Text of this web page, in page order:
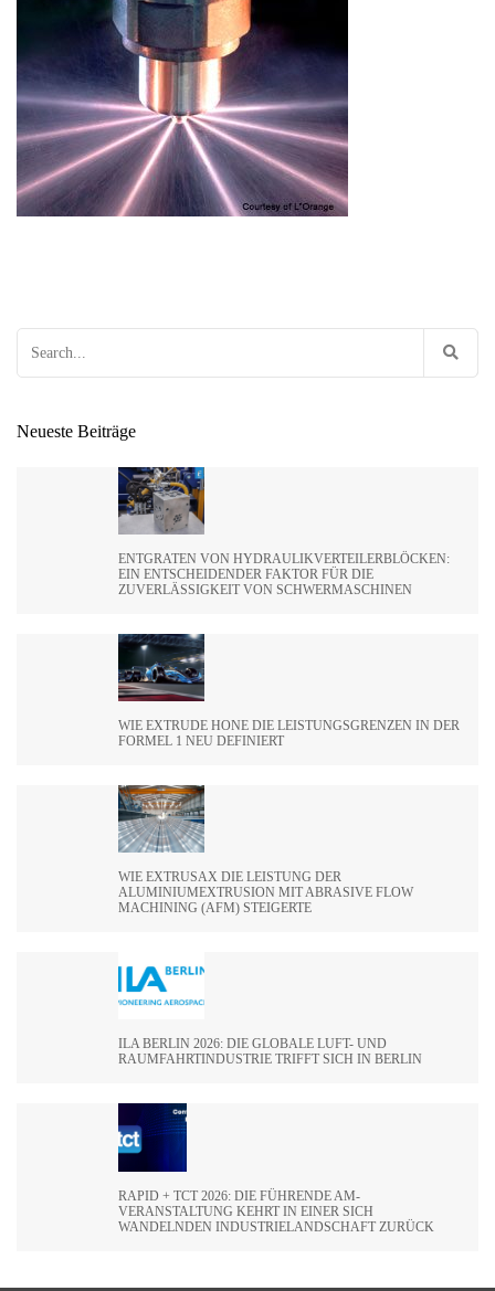
Neueste Beiträge
ENTGRATEN VON HYDRAULIKVERTEILERBLÖCKEN:
EIN ENTSCHEIDENDER FAKTOR FÜR DIE
ZUVERLÄSSIGKEIT VON SCHWERMASCHINEN
WIE EXTRUDE HONE DIE LEISTUNGSGRENZEN IN DER
FORMEL 1 NEU DEFINIERT
WIE EXTRUSAX DIE LEISTUNG DER
ALUMINIUMEXTRUSION MIT ABRASIVE FLOW
MACHINING (AFM) STEIGERTE
ILA BERLIN 2026: DIE GLOBALE LUFT- UND
RAUMFAHRTINDUSTRIE TRIFFT SICH IN BERLIN
RAPID + TCT 2026: DIE FÜHRENDE AM-
VERANSTALTUNG KEHRT IN EINER SICH
WANDELNDEN INDUSTRIELANDSCHAFT ZURÜCK